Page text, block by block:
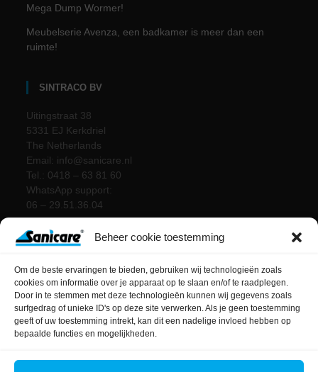
Beheer cookie toestemming
Om de beste ervaringen te bieden, gebruiken wij technologieën zoals
cookies om informatie over je apparaat op te slaan en/of te raadplegen.
Door in te stemmen met deze technologieën kunnen wij gegevens zoals
surfgedrag of unieke ID's op deze site verwerken. Als je geen toestemming
geeft of uw toestemming intrekt, kan dit een nadelige invloed hebben op
bepaalde functies en mogelijkheden.
Mega Dump Wormer!
Meubelserie Avenza, een badkamer is meer dan een
ruimte!
SINTRACO BV
Uitingstraat 38
5331 EJ Kerkdriel
The Netherlands
Email: info@sanicare.nl
Tel.: 0418 – 63 81 60
WhatsApp support:
06 – 29.51.36.04